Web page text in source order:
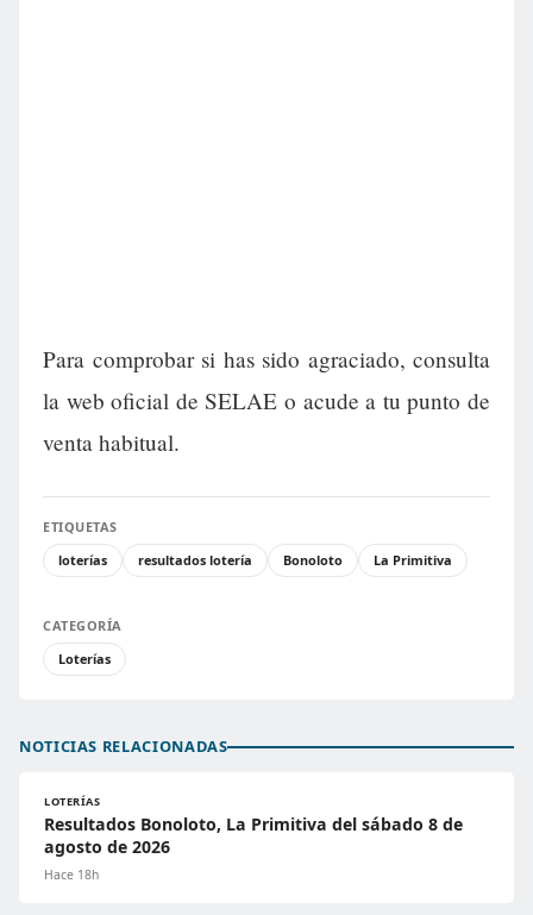
Para comprobar si has sido agraciado, consulta
la web oficial de SELAE o acude a tu punto de
venta habitual.
ETIQUETAS
loterías
resultados lotería Bonoloto La Primitiva
CATEGORÍA
Loterías
NOTICIAS RELACIONADAS
LOTERÍAS
Resultados Bonoloto, La Primitiva del sábado 8 de
agosto de 2026
Hace 18h